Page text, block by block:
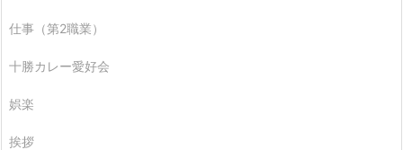
仕事（第2職業）
十勝カレー愛好会
娯楽
挨拶